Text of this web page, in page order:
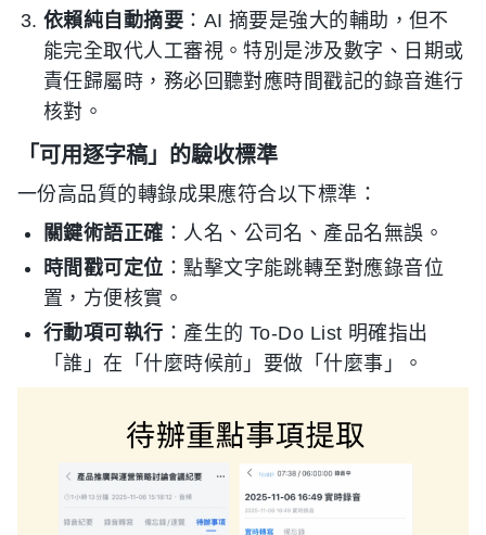
依賴純自動摘要 ：AI 摘要是強大的輔助，但不
能完全取代人工審視。特別是涉及數字、日期或
責任歸屬時，務必回聽對應時間戳記的錄音進行
核對。
「可用逐字稿」的驗收標準
一份高品質的轉錄成果應符合以下標準：
關鍵術語正確 ：人名、公司名、產品名無誤。
時間戳可定位 ：點擊文字能跳轉至對應錄音位
置，方便核實。
行動項可執行 ：產生的 To-Do List 明確指出
「誰」在「什麼時候前」要做「什麼事」。